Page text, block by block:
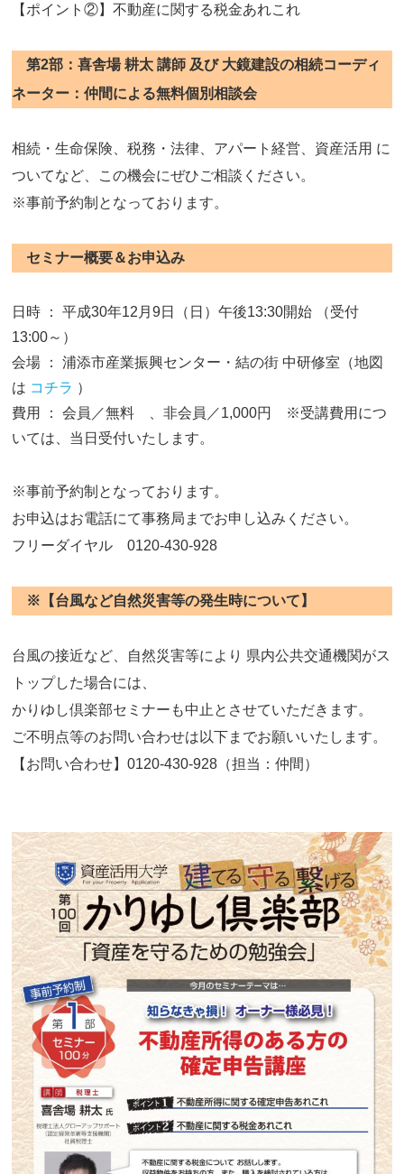
【ポイント②】不動産に関する税金あれこれ
第2部：喜舎場 耕太 講師 及び 大鏡建設の相続コーディ
ネーター：仲間による無料個別相談会
相続・生命保険、税務・法律、アパート経営、資産活用 に
ついてなど、この機会にぜひご相談ください。
※事前予約制となっております。
セミナー概要＆お申込み
日時 ： 平成30年12月9日（日）午後13:30開始 （受付
13:00～）
会場 ： 浦添市産業振興センター・結の街 中研修室（地図
は コチラ ）
費用 ： 会員／無料 、非会員／1,000円 ※受講費用につ
いては、当日受付いたします。
※事前予約制となっております。
お申込はお電話にて事務局までお申し込みください。
フリーダイヤル 0120-430-928
※【台風など自然災害等の発生時について】
台風の接近など、自然災害等により 県内公共交通機関がス
トップした場合には、
かりゆし倶楽部セミナーも中止とさせていただきます。
ご不明点等のお問い合わせは以下までお願いいたします。
【お問い合わせ】0120-430-928（担当：仲間）